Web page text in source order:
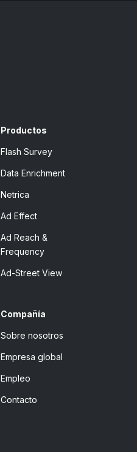
Productos
Flash Survey
Data Enrichment
Netrica
Ad Effect
Ad Reach &
Frequency
Ad-Street View
Compañía
Sobre nosotros
Empresa global
Empleo
Contacto